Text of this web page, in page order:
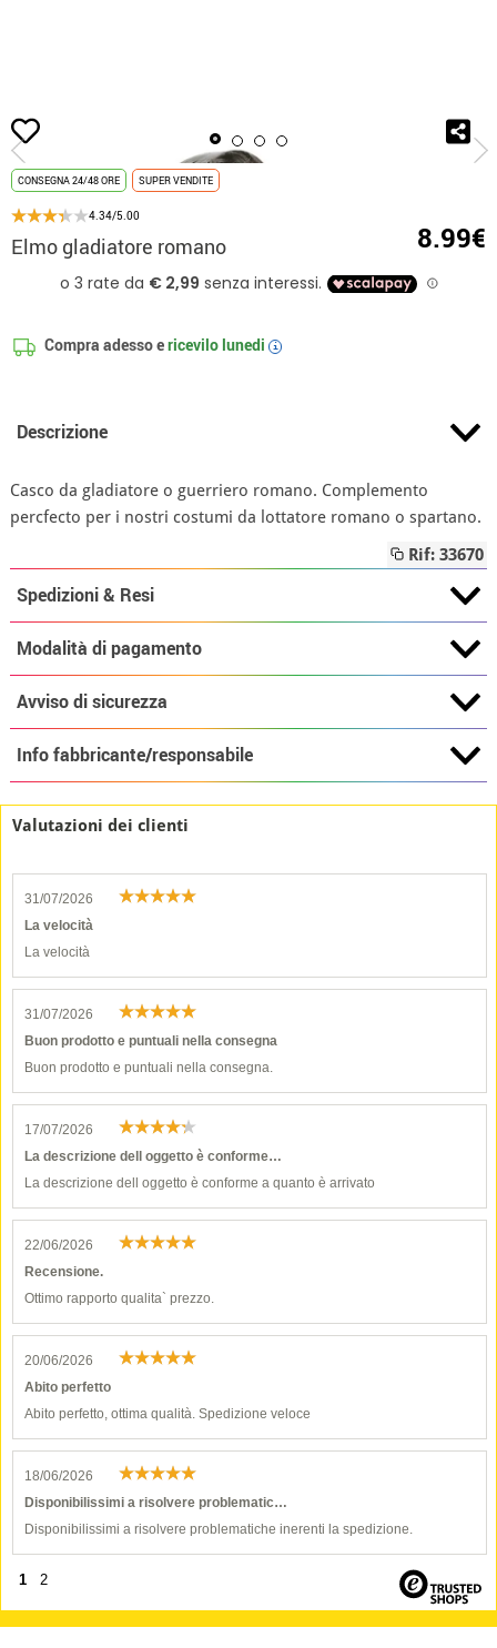
Inizio Elmo gladiatore romano
CONSEGNA 24/48 ORE SUPER VENDITE
4.34/5.00
Elmo gladiatore romano 8.99€
Compra adesso ericevilolunedi i
Descrizione
Casco da gladiatore o guerriero romano. Complemento
percfecto per i nostri costumi da lottatore romano o spartano.
Rif: 33670
Spedizioni & Resi
Modalità di pagamento
Avviso di sicurezza
Info fabbricante/responsabile
Valutazioni dei clienti
31/07/2026
La velocità
La velocità
31/07/2026
Buon prodotto e puntuali nella consegna
Buon prodotto e puntuali nella consegna.
17/07/2026
La descrizione dell oggetto è conforme…
La descrizione dell oggetto è conforme a quanto è arrivato
22/06/2026
Recensione.
Ottimo rapporto qualita` prezzo.
20/06/2026
Abito perfetto
Abito perfetto, ottima qualità. Spedizione veloce
18/06/2026
Disponibilissimi a risolvere problematic…
Disponibilissimi a risolvere problematiche inerenti la spedizione.
1 2